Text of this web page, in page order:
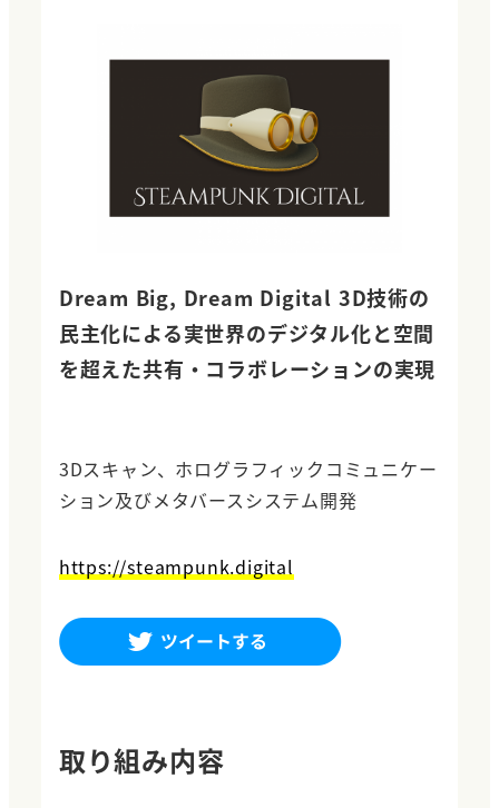
Dream Big, Dream Digital 3D技術の
民主化による実世界のデジタル化と空間
を超えた共有・コラボレーションの実現
3Dスキャン、ホログラフィックコミュニケー
ション及びメタバースシステム開発
https://steampunk.digital
取り組み内容